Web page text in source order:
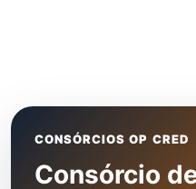
CONSÓRCIOS OP CRED
Consórcio